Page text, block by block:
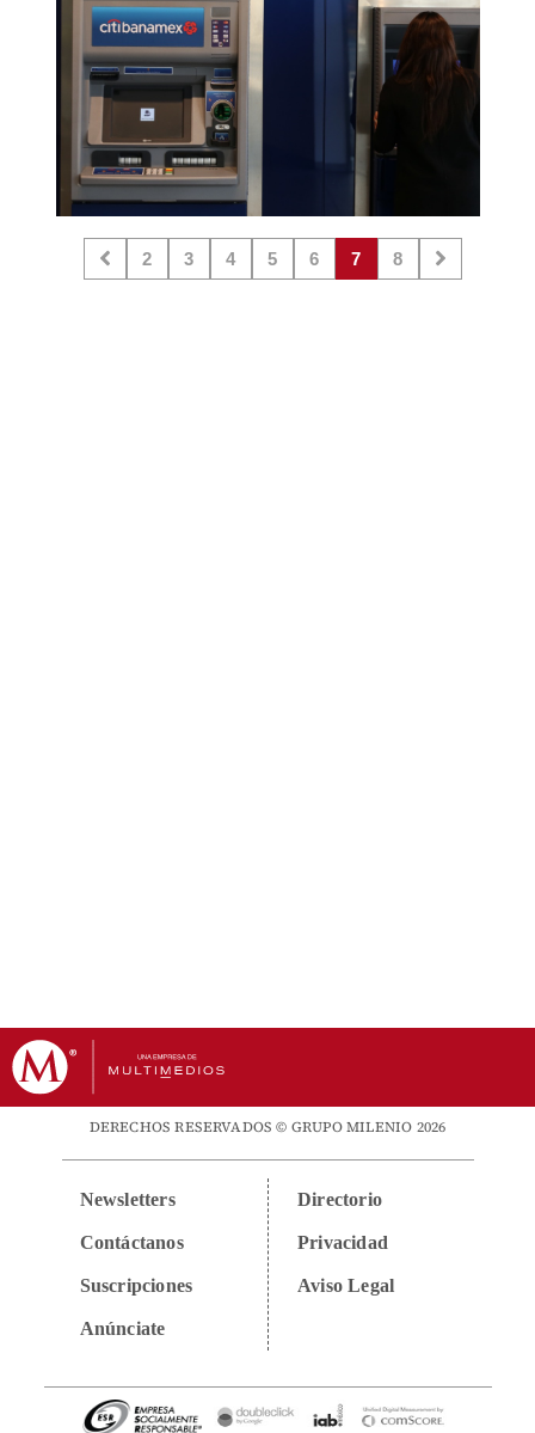
2 3 4 5 6 7 8
DERECHOS RESERVADOS © GRUPO MILENIO 2026
Newsletters
Contáctanos
Suscripciones
Anúnciate
Directorio
Privacidad
Aviso Legal